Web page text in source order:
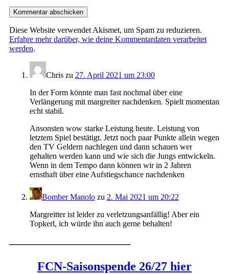
Diese Website verwendet Akismet, um Spam zu reduzieren.
Erfahre mehr darüber, wie deine Kommentardaten verarbeitet
werden.
Chriszu 27. April 2021 um 23:00
In der Form könnte man fast nochmal über eine
Verlängerung mit margreiter nachdenken. Spielt momentan
echt stabil.
Ansonsten wow starke Leistung heute. Leistung von
letztem Spiel bestätigt. Jetzt noch paar Punkte allein wegen
den TV Geldern nachlegen und dann schauen wer
gehalten werden kann und wie sich die Jungs entwickeln.
Wenn in dem Tempo dann können wir in 2 Jahren
ernsthaft über eine Aufstiegschance nachdenken
Bomber Manolozu 2. Mai 2021 um 20:22
Margreitter ist leider zu verletzungsanfällig! Aber ein
Topkerl, ich würde ihn auch gerne behalten!
————————————–
FCN-Saisonspende 26/27 hier